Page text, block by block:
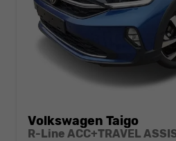
Volkswagen Taigo
R-Line ACC+TRAVEL